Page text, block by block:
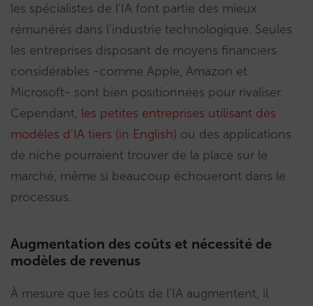
les spécialistes de l’IA font partie des mieux
rémunérés dans l’industrie technologique. Seules
les entreprises disposant de moyens financiers
considérables -comme Apple, Amazon et
Microsoft- sont bien positionnées pour rivaliser.
Cependant, les petites entreprises utilisant des
modèles d’IA tiers (in English) ou des applications
de niche pourraient trouver de la place sur le
marché, même si beaucoup échoueront dans le
processus.
Augmentation des coûts et nécessité de
modèles de revenus
À mesure que les coûts de l’IA augmentent, il